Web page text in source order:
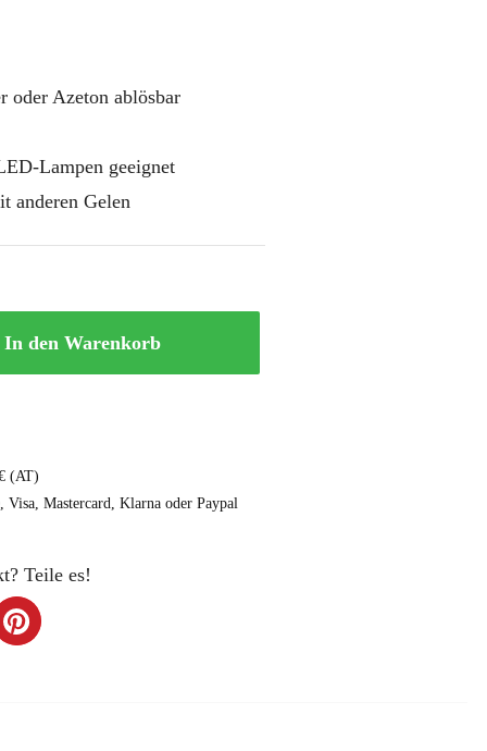
oder Azeton ablösbar
Lampen geeignet
anderen Gelen
In den Warenkorb
(AT)
Visa, Mastercard, Klarna oder Paypal
Teile es!